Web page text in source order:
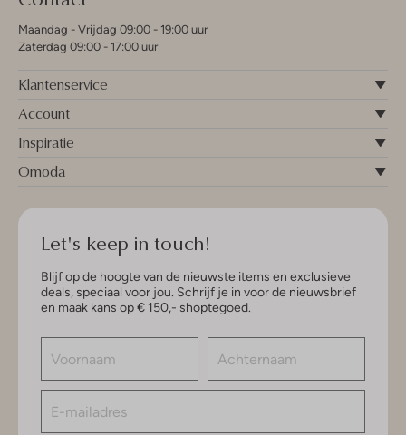
Maandag - Vrijdag 09:00 - 19:00 uur
Zaterdag 09:00 - 17:00 uur
Klantenservice
Account
Inspiratie
Omoda
Let's keep in touch!
Blijf op de hoogte van de nieuwste items en exclusieve
deals, speciaal voor jou. Schrijf je in voor de nieuwsbrief
en maak kans op € 150,- shoptegoed.